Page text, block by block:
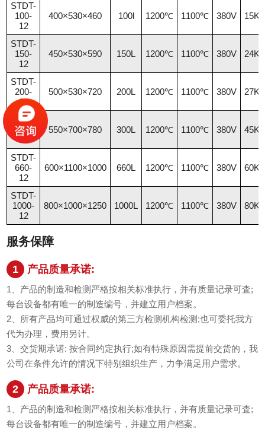
STDT-
100-
12
400×530×460 100l 1200℃ 1100℃ 380V
STDT-
150-
12
450×530×590 150L 1200℃ 1100℃ 380V
STDT-
200-
12
500×530×720 200L 1200℃ 1100℃ 380V
STDT-
300-
12
550×700×780 300L 1200℃ 1100℃ 380V
STDT-
660-
12
600×1100×1000 660L 1200℃ 1100℃ 380V
STDT-
1000-
12
800×1000×1250 1000L 1200℃ 1100℃ 380V
服务保障
1 产品质量承诺:
1、产品的制造和检测严格按相关标准执行，并有质量记录可査;
每台设备都有唯一的制造编号，并建立用户档案。
2、所有产品均可通过权威的第三方检测机构检测;也可委托我方
代为办理，费用另计。
3、交货期承诺: 按合同约定执行;如有特殊原因需提前交货的，我
公司在条件允许的情况下特别组织生产，力争满足用户需求。
2 产品质量承诺:
1、产品的制造和检测严格按相关标准执行，并有质量记录可査;
每台设备都有唯一的制造编号，并建立用户档案。